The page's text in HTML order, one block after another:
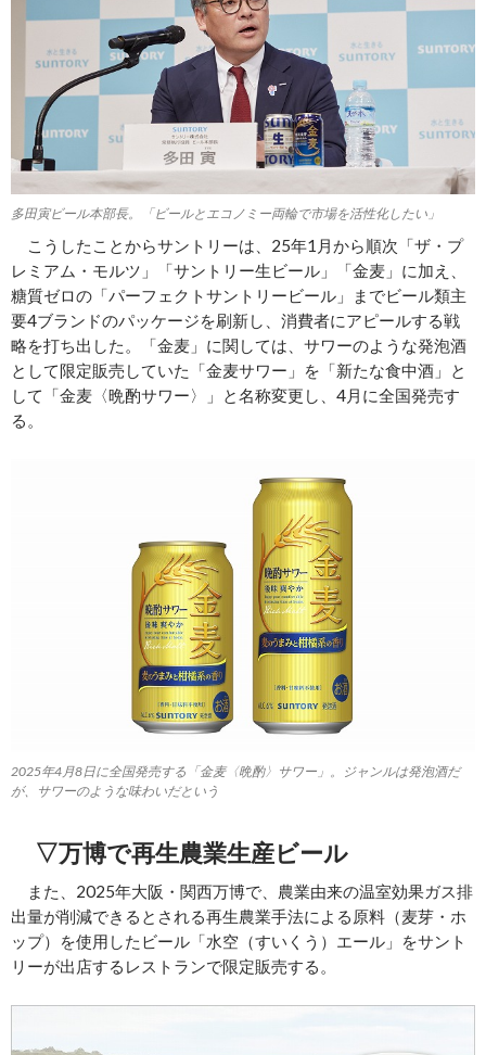
多田寅ビール本部長。「ビールとエコノミー両輪で市場を活性化したい」
こうしたことからサントリーは、25年1月から順次「ザ・プ
レミアム・モルツ」「サントリー生ビール」「金麦」に加え、
糖質ゼロの「パーフェクトサントリービール」までビール類主
要4ブランドのパッケージを刷新し、消費者にアピールする戦
略を打ち出した。「金麦」に関しては、サワーのような発泡酒
として限定販売していた「金麦サワー」を「新たな食中酒」と
して「金麦〈晩酌サワー〉」と名称変更し、4月に全国発売す
る。
2025年4月8日に全国発売する「金麦〈晩酌〉サワー」。ジャンルは発泡酒だ
が、サワーのような味わいだという
▽万博で再生農業生産ビール
また、2025年大阪・関西万博で、農業由来の温室効果ガス排
出量が削減できるとされる再生農業手法による原料（麦芽・ホ
ップ）を使用したビール「水空（すいくう）エール」をサント
リーが出店するレストランで限定販売する。